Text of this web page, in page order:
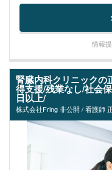
情報
腎臓内科クリニックの
得支援/残業なし/社会
日以上/
株式会社Fring 非公開 / 看護師